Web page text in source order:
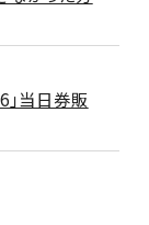
」当日券販